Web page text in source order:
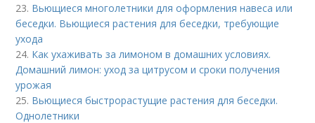
23. Вьющиеся многолетники для оформления навеса или
беседки. Вьющиеся растения для беседки, требующие
ухода
24. Как ухаживать за лимоном в домашних условиях.
Домашний лимон: уход за цитрусом и сроки получения
урожая
25. Вьющиеся быстрорастущие растения для беседки.
Однолетники